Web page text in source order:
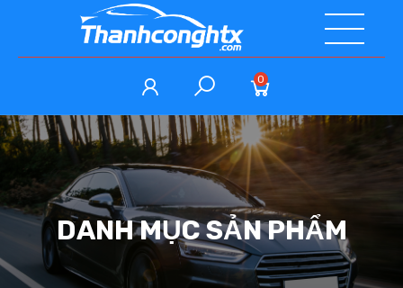
0
DANH MỤC SẢN PHẨM